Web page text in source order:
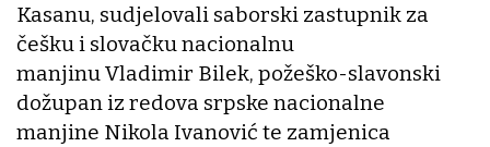
Kasanu, sudjelovali saborski zastupnik za
češku i slovačku nacionalnu
manjinu Vladimir Bilek, požeško-slavonski
dožupan iz redova srpske nacionalne
manjine Nikola Ivanović te zamjenica